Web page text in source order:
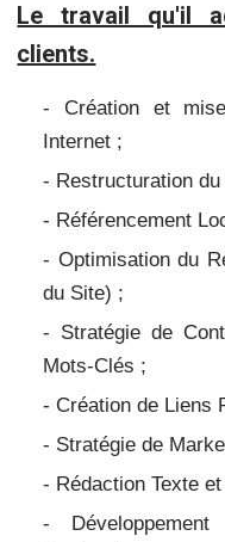
Le travail qu'il
clients.
- Création et
Internet ;
- Restructuration
- Référencement
- Optimisation du
du Site) ;
- Stratégie de
Mots-Clés ;
- Création de Liens
- Stratégie de
- Rédaction Texte
- Développement